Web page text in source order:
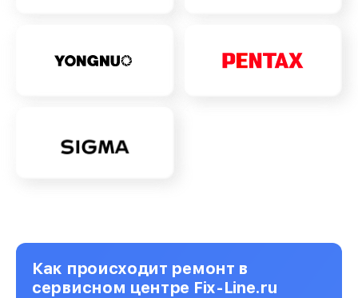
Как происходит ремонт в
сервисном центре Fix-Line.ru